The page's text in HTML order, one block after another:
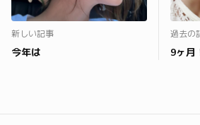
新しい記事
今年は
過去の
9ヶ月